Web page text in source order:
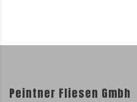
Peintner Fliesen Gmbh